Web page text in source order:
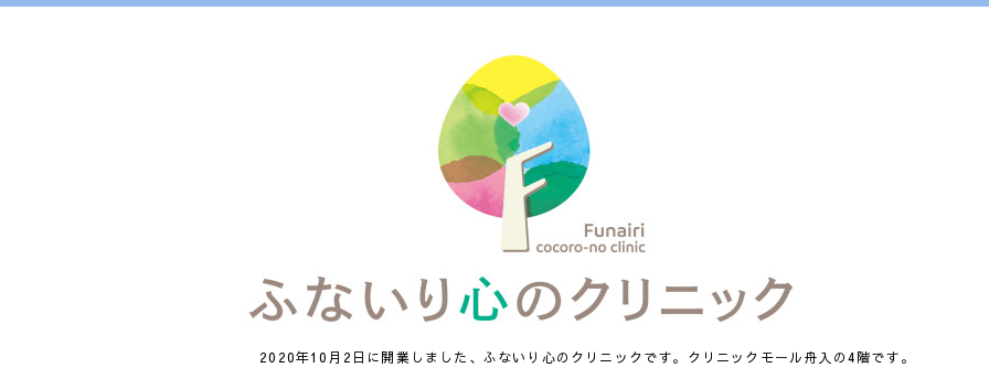
2020年10月2日に開業しました、ふないり心のクリニックです。クリニックモール舟入の4階です。